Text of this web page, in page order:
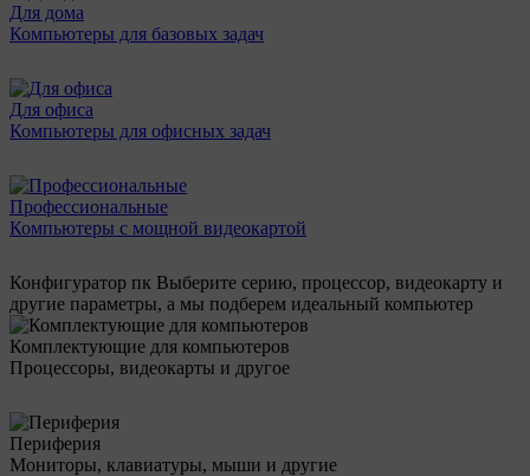
Для дома
Компьютеры для базовых задач
Для офиса
Компьютеры для офисных задач
Профессиональные
Компьютеры с мощной видеокартой
Конфигуратор пк Выберите серию, процессор, видеокарту и
другие параметры, а мы подберем идеальный компьютер
Комплектующие для компьютеров
Процессоры, видеокарты и другое
Периферия
Мониторы, клавиатуры, мыши и другие